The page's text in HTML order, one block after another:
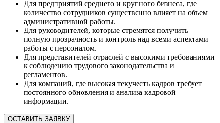
Для предприятий среднего и крупного бизнеса, где
количество сотрудников существенно влияет на объем
административной работы.
Для руководителей, которые стремятся получить
полную прозрачность и контроль над всеми аспектами
работы с персоналом.
Для представителей отраслей с высокими требованиями
к соблюдению трудового законодательства и
регламентов.
Для компаний, где высокая текучесть кадров требует
постоянного обновления и анализа кадровой
информации.
ОСТАВИТЬ ЗАЯВКУ